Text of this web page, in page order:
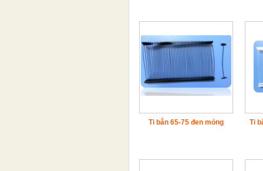
Ti bắn 65-75 đen mỏng Ti